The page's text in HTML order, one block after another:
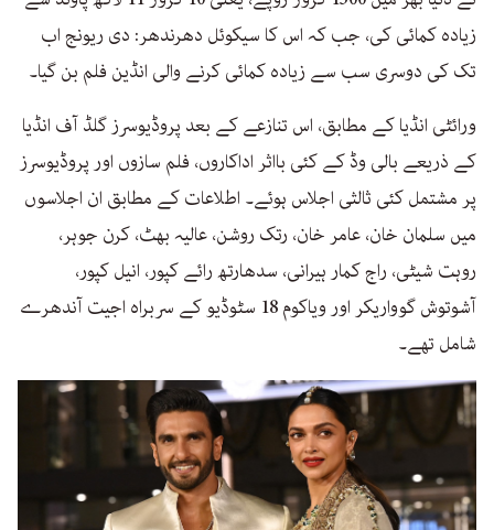
زیادہ کمائی کی، جب کہ اس کا سیکوئل دھرندھر: دی ریونج اب
تک کی دوسری سب سے زیادہ کمائی کرنے والی انڈین فلم بن گیا۔
ورائٹی انڈیا کے مطابق، اس تنازعے کے بعد پروڈیوسرز گلڈ آف انڈیا
کے ذریعے بالی وڈ کے کئی بااثر اداکاروں، فلم سازوں اور پروڈیوسرز
پر مشتمل کئی ثالثی اجلاس ہوئے۔ اطلاعات کے مطابق ان اجلاسوں
میں سلمان خان، عامر خان، رتک روشن، عالیہ بھٹ، کرن جوہر،
روہت شیٹی، راج کمار ہیرانی، سدھارتھ رائے کپور، انیل کپور،
آشوتوش گوواریکر اور ویاکوم 18 سٹوڈیو کے سربراہ اجیت آندھرے
شامل تھے۔